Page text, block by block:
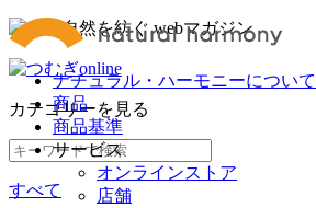
ナチュラル・ハーモニーについて
商品
商品基準
サービス
オンラインストア
店舗
カテゴリーを見る
すべて